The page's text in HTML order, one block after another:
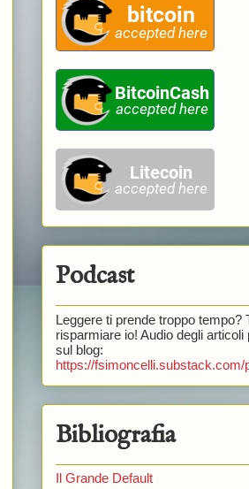
Podcast
Leggere ti prende troppo tempo?
risparmiare io! Audio degli articoli
sul blog:
https://fsimoncelli.substack.com/
Bibliografia
Il Grande Default